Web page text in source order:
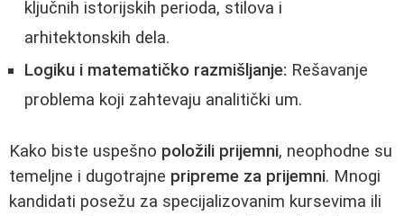
ključnih istorijskih perioda, stilova i
arhitektonskih dela.
Logiku i matematičko razmišljanje: Rešavanje
problema koji zahtevaju analitički um.
Kako biste uspešno položili prijemni, neophodne su
temeljne i dugotrajne pripreme za prijemni. Mnogi
kandidati posežu za specijalizovanim kursevima ili